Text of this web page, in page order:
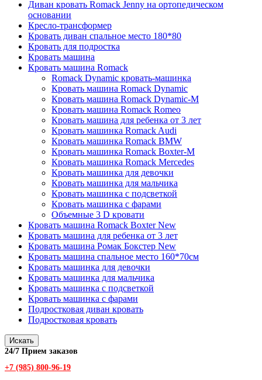
Диван кровать Romack Jenny на ортопедическом
основании
Кресло-трансформер
Кровать диван спальное место 180*80
Кровать для подростка
Кровать машина
Кровать машина Romack
Romack Dynamic кровать-машинка
Кровать машина Romack Dynamic
Кровать машина Romack Dynamic-M
Кровать машина Romack Romeo
Кровать машина для ребенка от 3 лет
Кровать машинка Romack Audi
Кровать машинка Romack BMW
Кровать машинка Romack Boxter-M
Кровать машинка Romack Mercedes
Кровать машинка для девочки
Кровать машинка для мальчика
Кровать машинка с подсветкой
Кровать машинка с фарами
Объемные 3 D кровати
Кровать машина Romack Boxter New
Кровать машина для ребенка от 3 лет
Кровать машина Ромак Бокстер New
Кровать машина спальное место 160*70см
Кровать машинка для девочки
Кровать машинка для мальчика
Кровать машинка с подсветкой
Кровать машинка с фарами
Подростковая диван кровать
Подростковая кровать
Искать
24/7 Прием заказов
+7 (985) 800-96-19